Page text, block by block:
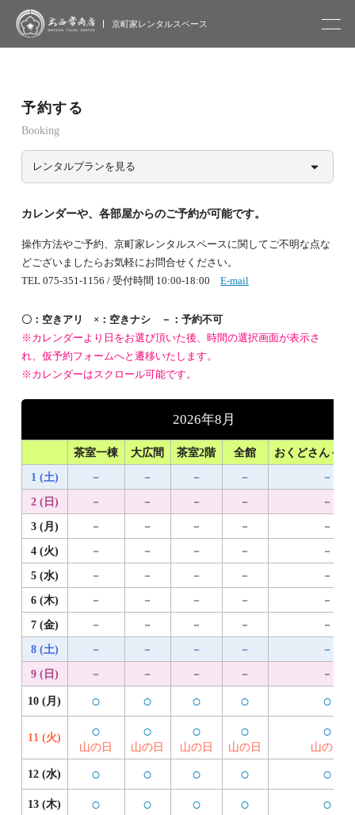
大西常商店
京町家レンタルスペース
予約する
Booking
レンタルプランを見る
カレンダーや、各部屋からのご予約が可能です。
操作方法やご予約、京町家レンタルスペースに関してご不明な点な
どございましたらお気軽にお問合せください。
TEL 075-351-1156 / 受付時間 10:00-18:00 E-mail
〇：空きアリ ×：空きナシ －：予約不可
※カレンダーより日をお選び頂いた後、時間の選択画面が表示さ
れ、仮予約フォームへと遷移いたします。
※カレンダーはスクロール可能です。
2026年8月
茶室一棟 大広間 茶室2階 全館
おくどさん＋1
1 (土)
－ － － －
－
2 (日)
－ － － －
－
3 (月)
－ － － －
－
4 (火)
－ － － －
－
5 (水)
－ － － －
－
6 (木)
－ － － －
－
7 (金)
－ － － －
－
8 (土)
－ － － －
－
9 (日)
－ － － － －
10 (月) ○ ○ ○ ○ ○
11 (火) ○
山の日
○
山の日
○
山の日
○
山の日
○
山の日
12 (水) ○ ○ ○ ○ ○
13 (木) ○ ○ ○ ○ ○